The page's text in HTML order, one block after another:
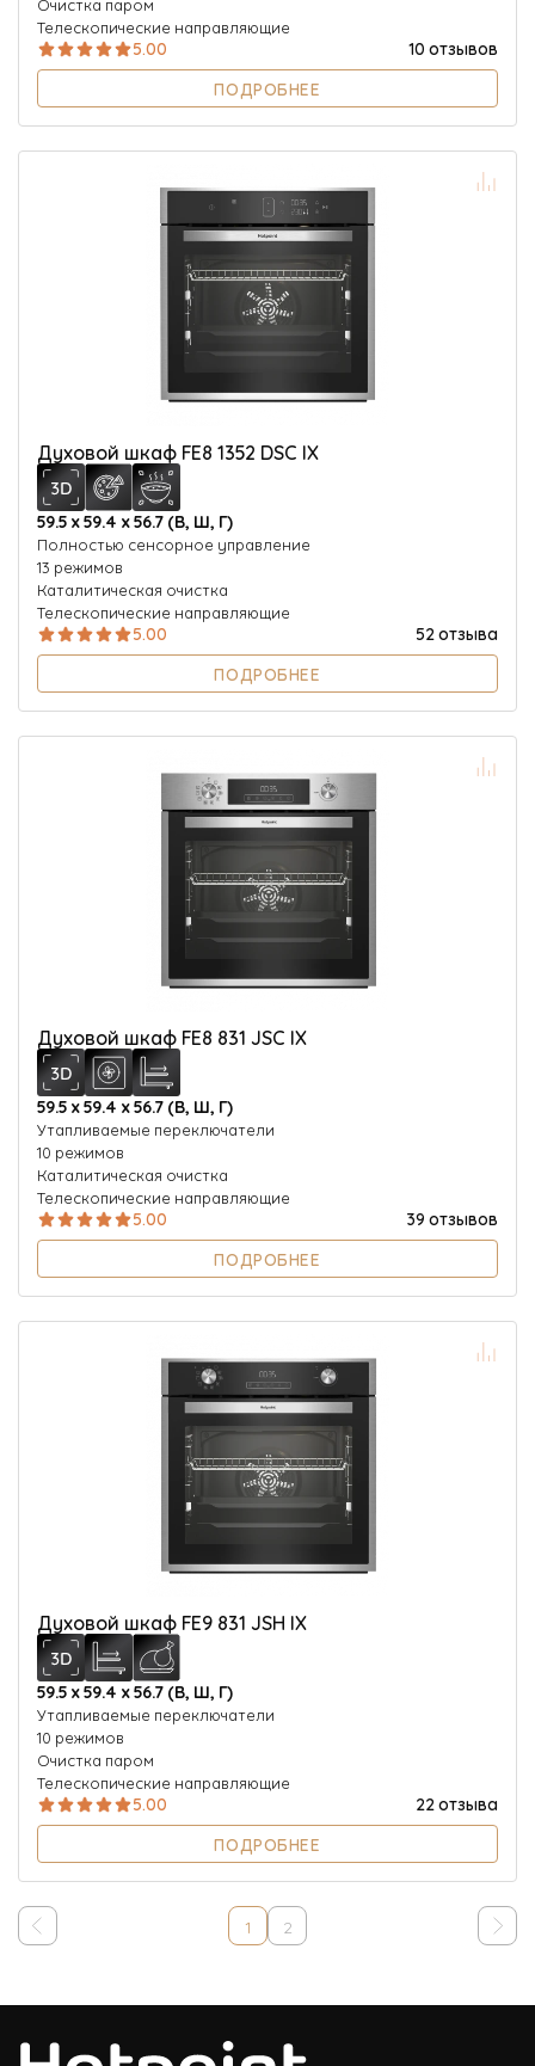
Телескопические направляющие
5.00
10 отзывов
ПОДРОБНЕЕ
Духовой шкаф FE8 1352 DSC IX
59.5 х 59.4 х 56.7 (В, Ш, Г)
Полностью сенсорное управление
13 режимов
Каталитическая очистка
Телескопические направляющие
5.00
52 отзыва
ПОДРОБНЕЕ
Духовой шкаф FE8 831 JSC IX
59.5 х 59.4 х 56.7 (В, Ш, Г)
Утапливаемые переключатели
10 режимов
Каталитическая очистка
Телескопические направляющие
5.00
39 отзывов
ПОДРОБНЕЕ
Духовой шкаф FE9 831 JSH IX
59.5 х 59.4 х 56.7 (В, Ш, Г)
Утапливаемые переключатели
10 режимов
Очистка паром
Телескопические направляющие
5.00
22 отзыва
ПОДРОБНЕЕ
1 2